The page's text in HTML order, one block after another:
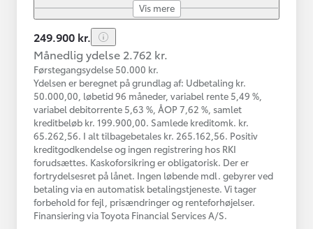
Vis mere
249.900 kr.
Månedlig ydelse 2.762 kr.
Førstegangsydelse 50.000 kr.
Ydelsen er beregnet på grundlag af: Udbetaling kr.
50.000,00, løbetid 96 måneder, variabel rente 5,49 %,
variabel debitorrente 5,63 %, ÅOP 7,62 %, samlet
kreditbeløb kr. 199.900,00. Samlede kreditomk. kr.
65.262,56. I alt tilbagebetales kr. 265.162,56. Positiv
kreditgodkendelse og ingen registrering hos RKI
forudsættes. Kaskoforsikring er obligatorisk. Der er
fortrydelsesret på lånet. Ingen løbende mdl. gebyrer ved
betaling via en automatisk betalingstjeneste. Vi tager
forbehold for fejl, prisændringer og renteforhøjelser.
Finansiering via Toyota Financial Services A/S.